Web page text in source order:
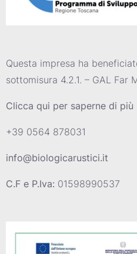
Questa impresa ha
sottomisura 4.2.1. – GAL Far
Clicca qui per saperne di più
+39 0564 878031
info@biologicarustici.it
C.F e P.Iva: 01598990537